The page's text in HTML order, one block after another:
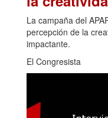
La campaña del
percepción de la
impactante.
El Congresista